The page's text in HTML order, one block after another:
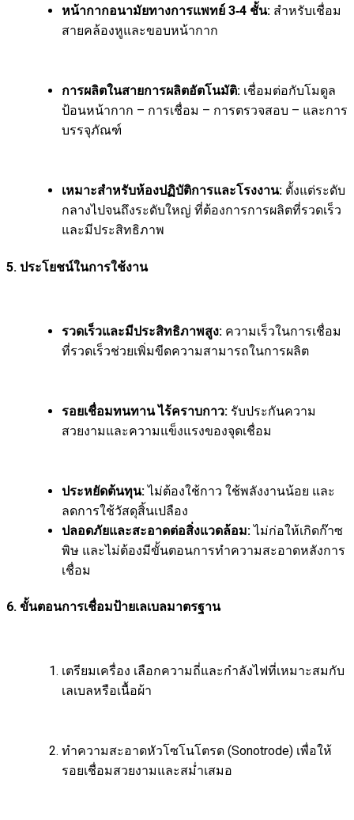
หน้ากากอนามัยทางการแพทย์ 3‑4 ชั้น: สำหรับเชื่อม
สายคล้องหูและขอบหน้ากาก
การผลิตในสายการผลิตอัตโนมัติ: เชื่อมต่อกับโมดูล
ป้อนหน้ากาก – การเชื่อม – การตรวจสอบ – และการ
บรรจุภัณฑ์
เหมาะสำหรับห้องปฏิบัติการและโรงงาน: ตั้งแต่ระดับ
กลางไปจนถึงระดับใหญ่ ที่ต้องการการผลิตที่รวดเร็ว
และมีประสิทธิภาพ
5. ประโยชน์ในการใช้งาน
รวดเร็วและมีประสิทธิภาพสูง: ความเร็วในการเชื่อม
ที่รวดเร็วช่วยเพิ่มขีดความสามารถในการผลิต
รอยเชื่อมทนทาน ไร้คราบกาว: รับประกันความ
สวยงามและความแข็งแรงของจุดเชื่อม
ประหยัดต้นทุน:ไม่ต้องใช้กาว ใช้พลังงานน้อย และ
ลดการใช้วัสดุสิ้นเปลือง
ปลอดภัยและสะอาดต่อสิ่งแวดล้อม:ไม่ก่อให้เกิดก๊าซ
พิษ และไม่ต้องมีขั้นตอนการทำความสะอาดหลังการ
เชื่อม
6. ขั้นตอนการเชื่อมป้ายเลเบลมาตรฐาน
เตรียมเครื่อง เลือกความถี่และกำลังไฟที่เหมาะสมกับ
เลเบลหรือเนื้อผ้า
ทำความสะอาดหัวโซโนโตรด (Sonotrode) เพื่อให้
รอยเชื่อมสวยงามและสม่ำเสมอ